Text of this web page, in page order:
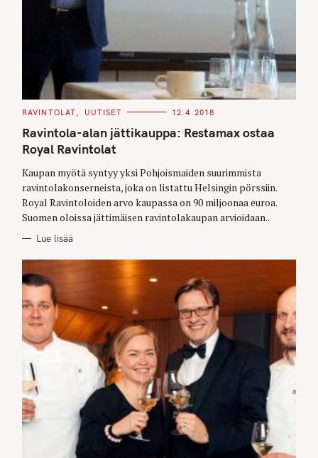
C
T
E
G
O
I
E
S
RAVINTOLAT UUTISET 12.4.2018
Ravintola-alan jättikauppa: Restamax ostaa
Royal Ravintolat
Kaupan myötä syntyy yksi Pohjoismaiden suurimmista
ravintolakonserneista, joka on listattu Helsingin pörssiin.
Royal Ravintoloiden arvo kaupassa on 90 miljoonaa euroa.
Suomen oloissa jättimäisen ravintolakaupan arvioidaan..
Lue lisää